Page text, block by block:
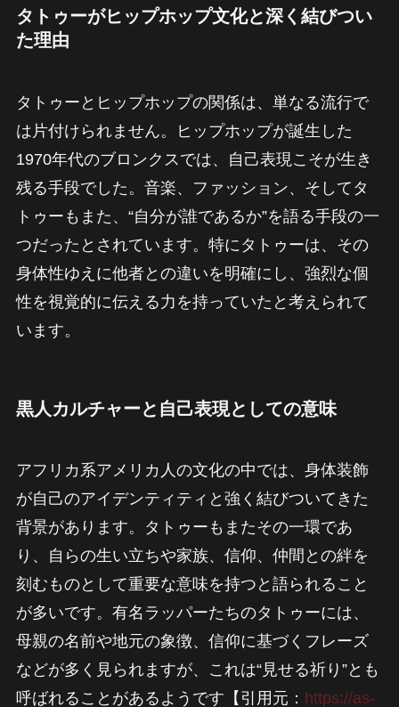
タトゥーがヒップホップ文化と深く結びつい
た理由
タトゥーとヒップホップの関係は、単なる流行で
は片付けられません。ヒップホップが誕生した
1970年代のブロンクスでは、自己表現こそが生き
残る手段でした。音楽、ファッション、そしてタ
トゥーもまた、“自分が誰であるか”を語る手段の一
つだったとされています。特にタトゥーは、その
身体性ゆえに他者との違いを明確にし、強烈な個
性を視覚的に伝える力を持っていたと考えられて
います。
黒人カルチャーと自己表現としての意味
アフリカ系アメリカ人の文化の中では、身体装飾
が自己のアイデンティティと強く結びついてきた
背景があります。タトゥーもまたその一環であ
り、自らの生い立ちや家族、信仰、仲間との絆を
刻むものとして重要な意味を持つと語られること
が多いです。有名ラッパーたちのタトゥーには、
母親の名前や地元の象徴、信仰に基づくフレーズ
などが多く見られますが、これは“見せる祈り”とも
呼ばれることがあるようです【引用元： https://as-